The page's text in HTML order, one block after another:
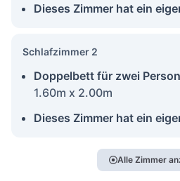
Dieses Zimmer hat ein
Schlafzimmer 2
Doppelbett für zwei
1.60m x 2.00m
Dieses Zimmer hat ein
Alle Zimmer